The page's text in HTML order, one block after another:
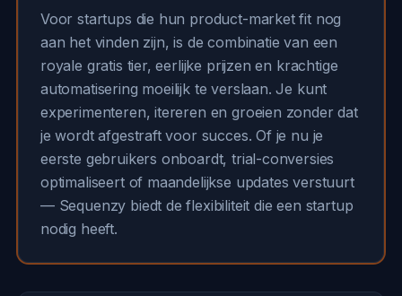
Voor startups die hun product-market fit nog
aan het vinden zijn, is de combinatie van een
royale gratis tier, eerlijke prijzen en krachtige
automatisering moeilijk te verslaan. Je kunt
experimenteren, itereren en groeien zonder dat
je wordt afgestraft voor succes. Of je nu je
eerste gebruikers onboardt, trial-conversies
optimaliseert of maandelijkse updates verstuurt
— Sequenzy biedt de flexibiliteit die een startup
nodig heeft.